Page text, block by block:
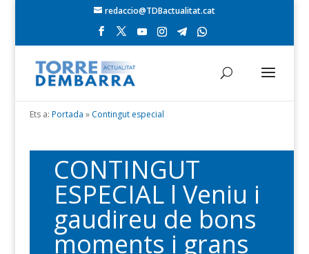
redaccio@TDBactualitat.cat
Ets a: Portada » Contingut especial
CONTINGUT
ESPECIAL l Veniu i
gaudireu de bons
moments i grans